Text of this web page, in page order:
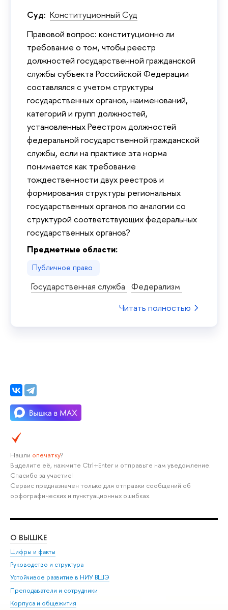
Суд: Конституционный Суд
Правовой вопрос: конституционно ли
требование о том, чтобы реестр
должностей государственной гражданской
службы субъекта Российской Федерации
составлялся с учетом структуры
государственных органов, наименований,
категорий и групп должностей,
установленных Реестром должностей
федеральной государственной гражданской
службы, если на практике эта норма
понимается как требование
тождественности двух реестров и
формирования структуры региональных
государственных органов по аналогии со
структурой соответствующих федеральных
государственных органов?
Предметные области:
Публичное право
Государственная служба Федерализм
Читать полностью
Нашли опечатку?
Выделите её, нажмите Ctrl+Enter и отправьте нам уведомление.
Спасибо за участие!
Сервис предназначен только для отправки сообщений об
орфографических и пунктуационных ошибках.
О ВЫШКЕ
Цифры и факты
Руководство и структура
Устойчивое развитие в НИУ ВШЭ
Преподаватели и сотрудники
Корпуса и общежития